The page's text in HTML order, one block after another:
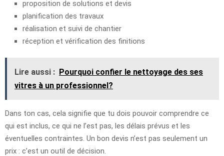
proposition de solutions et devis
planification des travaux
réalisation et suivi de chantier
réception et vérification des finitions
Lire aussi : Pourquoi confier le nettoyage des ses
vitres à un professionnel?
Dans ton cas, cela signifie que tu dois pouvoir comprendre ce
qui est inclus, ce qui ne l’est pas, les délais prévus et les
éventuelles contraintes. Un bon devis n’est pas seulement un
prix : c’est un outil de décision.